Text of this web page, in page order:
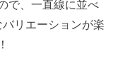
で、一直線に並べ
リエーションが楽